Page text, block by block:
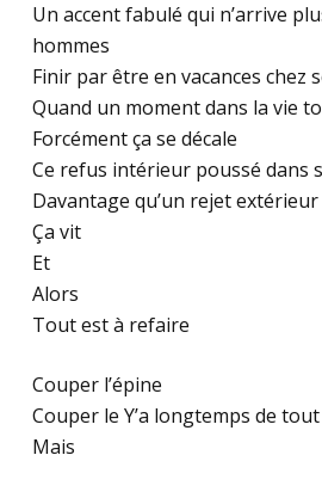
Un accent fabulé qui n’arrive
hommes
Finir par être en vacances chez
Quand un moment dans la vie
Forcément ça se décale
Ce refus intérieur poussé dans
Davantage qu’un rejet
Ça vit
Et
Alors
Tout est à refaire
Couper l’épine
Couper le Y’a longtemps de tout
Mais